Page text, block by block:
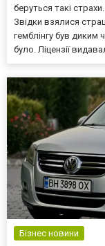
беруться такі
Звідки взялися
гемблінгу був диким
було. Ліцензії
Бізнес новини